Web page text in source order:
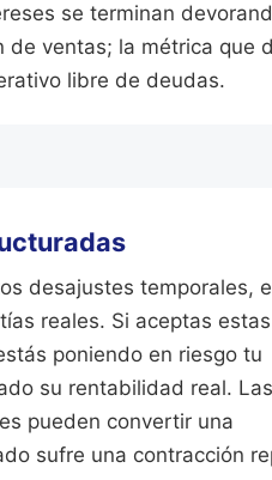
se terminan
de ventas; la métrica que
libre de deudas.
desajustes temporales,
reales. Si aceptas estas
poniendo en riesgo tu
su rentabilidad real. Las
pueden convertir una
sufre una contracción